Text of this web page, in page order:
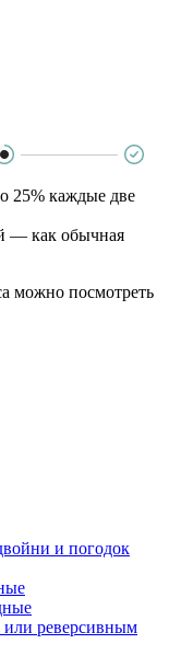
25% каждые две
— как обычная
можно посмотреть
и погодок